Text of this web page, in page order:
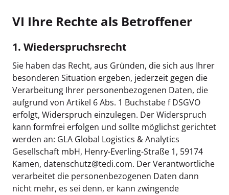
VI Ihre Rechte als Betroffener
1. Wiederspruchsrecht
Sie haben das Recht, aus Gründen, die sich aus Ihrer
besonderen Situation ergeben, jederzeit gegen die
Verarbeitung Ihrer personenbezogenen Daten, die
aufgrund von Artikel 6 Abs. 1 Buchstabe f DSGVO
erfolgt, Widerspruch einzulegen. Der Widerspruch
kann formfrei erfolgen und sollte möglichst gerichtet
werden an: GLA Global Logistics & Analytics
Gesellschaft mbH, Henry-Everling-Straße 1, 59174
Kamen, datenschutz@tedi.com. Der Verantwortliche
verarbeitet die personenbezogenen Daten dann
nicht mehr, es sei denn, er kann zwingende